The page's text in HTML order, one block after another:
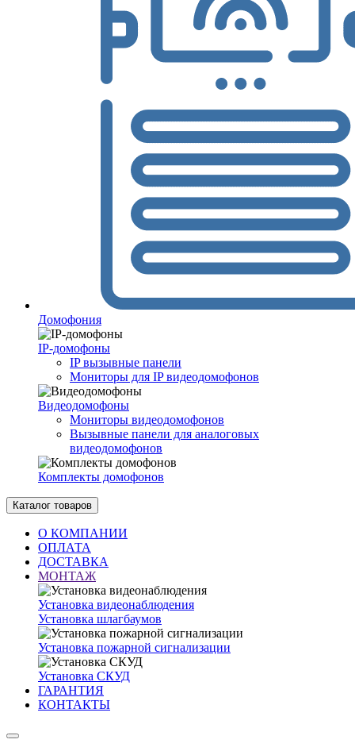
Домофония
IP-домофоны
IP вызывные панели
Мониторы для IP видеодомофонов
Видеодомофоны
Мониторы видеодомофонов
Вызывные панели для аналоговых
видеодомофонов
Комплекты домофонов
Каталог товаров
О КОМПАНИИ
ОПЛАТА
ДОСТАВКА
МОНТАЖ
Установка видеонаблюдения
Установка шлагбаумов
Установка пожарной сигнализации
Установка СКУД
ГАРАНТИЯ
КОНТАКТЫ